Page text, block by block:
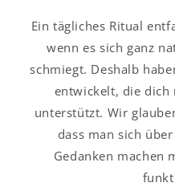
Ein tägliches Ritual
wenn es sich ganz
schmiegt. Deshalb
entwickelt, die dich
unterstützt. Wir
dass man sich
Gedanken machen